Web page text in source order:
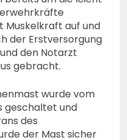
15. August
Uhr)- Bürgerinnen
erhalten
Einblicke in die
2026
MARBURG-
Satz Räder
– Polizei bittet
2026
Muskelkraft auf und
der Erstversorgung
den Notarzt
gebracht.
wurde vom
geschaltet und
des
der Mast sicher